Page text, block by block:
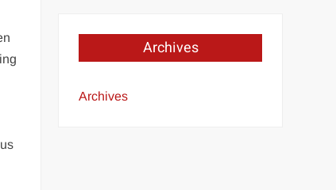
Archives
Archives